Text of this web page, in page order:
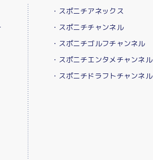
・スポニチアネックス
・スポニチチャンネル
・スポニチゴルフチャンネル
・スポニチエンタメチャンネル
・スポニチドラフトチャンネル